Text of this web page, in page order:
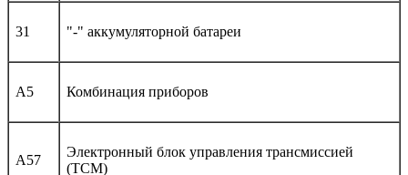
31 "-" аккумуляторной батареи
A5 Комбинация приборов
A57
Электронный блок управления трансмиссией
(TCM)